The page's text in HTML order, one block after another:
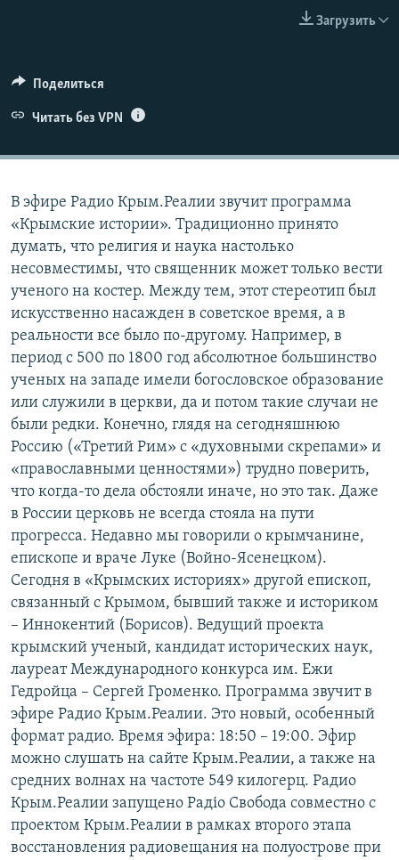
ELIFBE
УКРАИНСКАЯ ПРОБЛЕМА КРЫМА
Загрузить
Поделиться
Читать без VPN
В эфире Радио Крым.Реалии звучит программа
«Крымские истории». Традиционно принято
думать, что религия и наука настолько
несовместимы, что священник может только вести
ученого на костер. Между тем, этот стереотип был
искусственно насажден в советское время, а в
реальности все было по-другому. Например, в
период с 500 по 1800 год абсолютное большинство
ученых на западе имели богословское образование
или служили в церкви, да и потом такие случаи не
были редки. Конечно, глядя на сегодняшнюю
Россию («Третий Рим» с «духовными скрепами» и
«православными ценностями») трудно поверить,
что когда-то дела обстояли иначе, но это так. Даже
в России церковь не всегда стояла на пути
прогресса. Недавно мы говорили о крымчанине,
епископе и враче Луке (Войно-Ясенецком).
Сегодня в «Крымских историях» другой епископ,
связанный с Крымом, бывший также и историком
– Иннокентий (Борисов). Ведущий проекта
крымский ученый, кандидат исторических наук,
лауреат Международного конкурса им. Ежи
Гедройца – Сергей Громенко. Программа звучит в
эфире Радио Крым.Реалии. Это новый, особенный
формат радио. Время эфира: 18:50 – 19:00. Эфир
можно слушать на сайте Крым.Реалии, а также на
средних волнах на частоте 549 килогерц. Радио
Крым.Реалии запущено Радіо Свобода совместно с
проектом Крым.Реалии в рамках второго этапа
восстановления радиовещания на полуострове при